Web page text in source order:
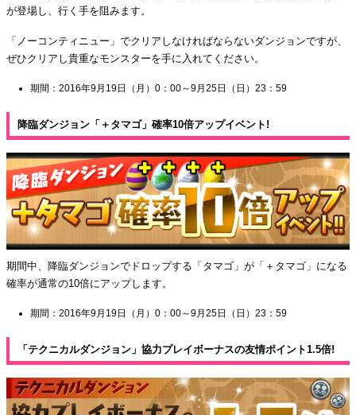
が登場し、行く手を阻みます。
「ノーコンティニュー」でクリアしなければならないダンジョンですが、
ぜひクリアし貴重なモンスターを手に入れてください。
期間：2016年9月19日（月）0：00～9月25日（日）23：59
降臨ダンジョン「＋タマゴ」確率10倍アップイベント!
期間中、降臨ダンジョンでドロップする「タマゴ」が「＋タマゴ」になる
確率が通常の10倍にアップします。
期間：2016年9月19日（月）0：00～9月25日（日）23：59
「テクニカルダンジョン」協力プレイボーナスの友情ポイント1.5倍!